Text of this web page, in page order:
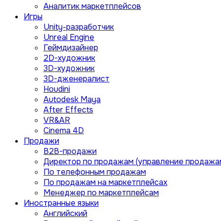
Аналитик маркетплейсов
Игры
Unity-разработчик
Unreal Engine
Геймдизайнер
2D-художник
3D-художник
3D-дженералист
Houdini
Autodesk Maya
After Effects
VR&AR
Cinema 4D
Продажи
B2B-продажи
Директор по продажам (управление
По телефонным продажам
По продажам на маркетплейсах
Менеджер по маркетплейсам
Иностранные языки
Английский